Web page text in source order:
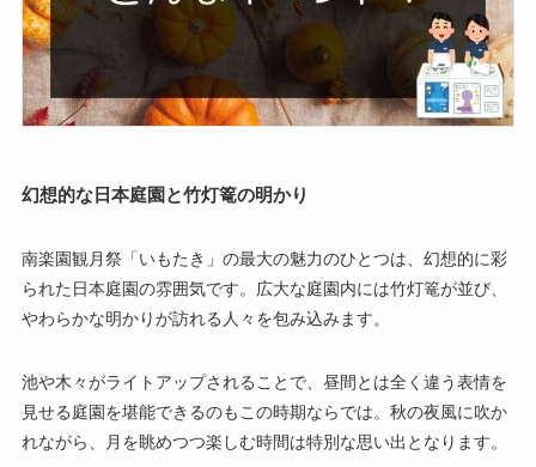
幻想的な日本庭園と竹灯篭の明かり
南楽園観月祭「いもたき」の最大の魅力のひとつは、幻想的に彩
られた日本庭園の雰囲気です。広大な庭園内には竹灯篭が並び、
やわらかな明かりが訪れる人々を包み込みます。
池や木々がライトアップされることで、昼間とは全く違う表情を
見せる庭園を堪能できるのもこの時期ならでは。秋の夜風に吹か
れながら、月を眺めつつ楽しむ時間は特別な思い出となります。